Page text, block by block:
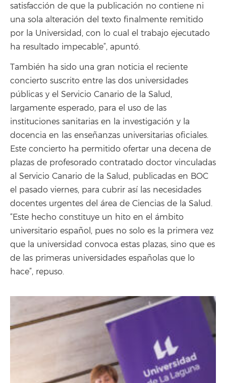
satisfacción de que la publicación no contiene ni
una sola alteración del texto finalmente remitido
por la Universidad, con lo cual el trabajo ejecutado
ha resultado impecable”, apuntó.
También ha sido una gran noticia el reciente
concierto suscrito entre las dos universidades
públicas y el Servicio Canario de la Salud,
largamente esperado, para el uso de las
instituciones sanitarias en la investigación y la
docencia en las enseñanzas universitarias oficiales.
Este concierto ha permitido ofertar una decena de
plazas de profesorado contratado doctor vinculadas
al Servicio Canario de la Salud, publicadas en BOC
el pasado viernes, para cubrir así las necesidades
docentes urgentes del área de Ciencias de la Salud.
“Este hecho constituye un hito en el ámbito
universitario español, pues no solo es la primera vez
que la universidad convoca estas plazas, sino que es
de las primeras universidades españolas que lo
hace”, repuso.